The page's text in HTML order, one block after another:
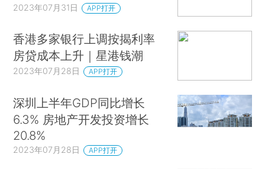
2023年07月31日 APP打开
香港多家银行上调按揭利率
房贷成本上升｜星港钱潮
2023年07月28日 APP打开
深圳上半年GDP同比增长
6.3% 房地产开发投资增长
20.8%
2023年07月28日 APP打开